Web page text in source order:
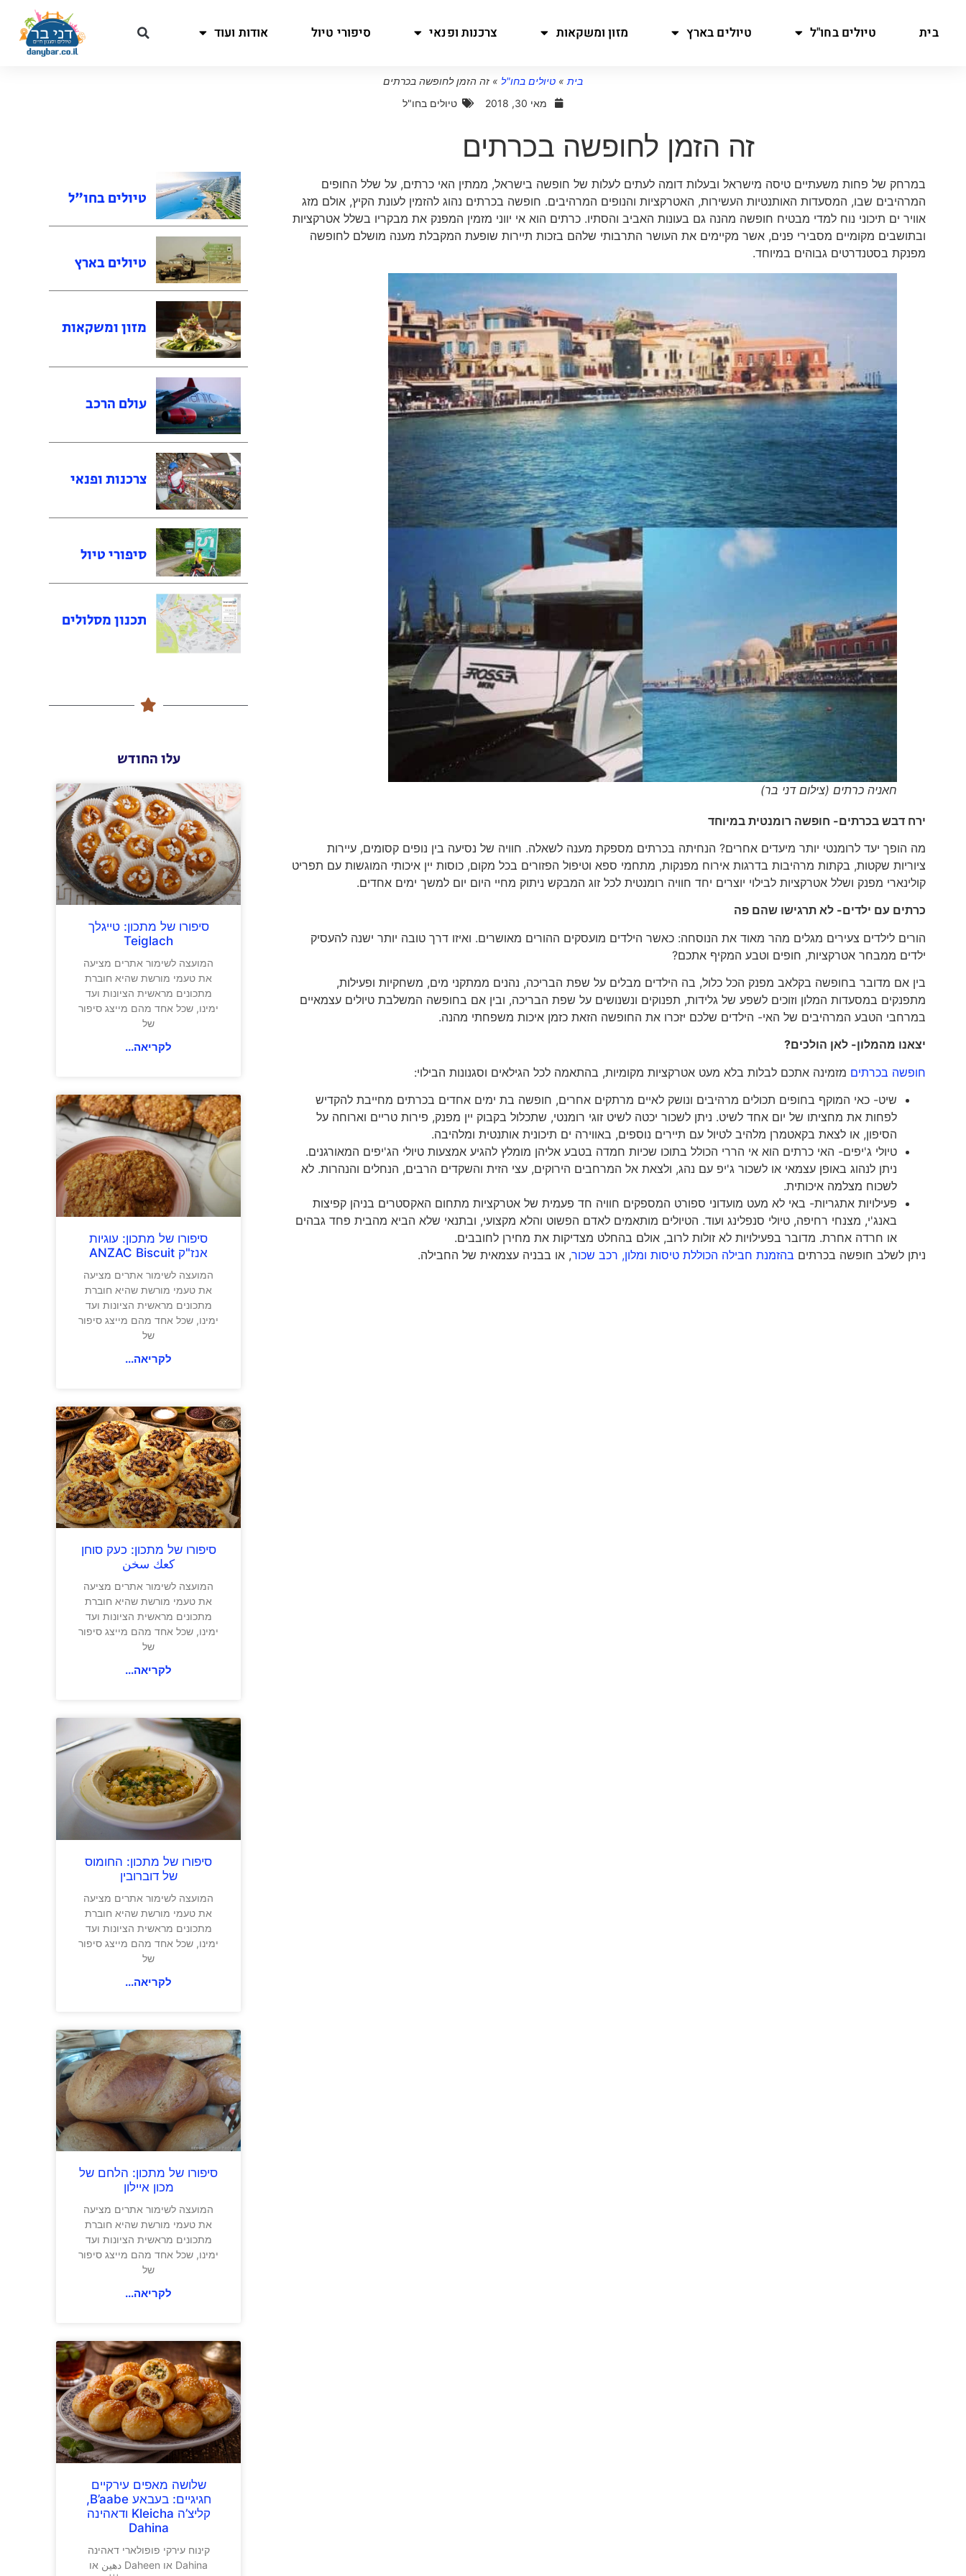
בית טיולים בחו"ל טיולים בארץ מזון ומשקאות צרכנות ופנאי סיפורי טיול אודות ועוד
בית » טיולים בחו"ל » זה הזמן לחופשה בכרתים
מאי 30, 2018
טיולים בחו"ל
זה הזמן לחופשה בכרתים
במרחק של פחות משעתיים טיסה מישראל ובעלות דומה לעתים לעלות של חופשה בישראל, ממתין האי כרתים, על שלל החופים
המרהיבים שבו, המסעדות האותנטיות העשירות, האטרקציות והנופים המרהיבים. חופשה בכרתים נהוג להזמין לעונת הקיץ, אולם מזג
אוויר ים תיכוני נוח למדי מבטיח חופשה מהנה גם בעונות האביב והסתיו. כרתים הוא אי יווני מזמין המפנק את מבקריו בשלל אטרקציות
ובתושבים מקומיים מסבירי פנים, אשר מקיימים את העושר התרבותי שלהם בזכות תיירות שופעת המקבלת מענה מושלם לחופשה
מפנקת בסטנדרטים גבוהים במיוחד.
חאניה כרתים (צילום דני בר)
ירח דבש בכרתים- חופשה רומנטית במיוחד
מה הופך יעד לרומנטי יותר מיעדים אחרים? הנחיתה בכרתים מספקת מענה לשאלה. חוויה של נסיעה בין נופים קסומים, עיירות
ציוריות שקטות, בקתות מרהיבות בדרגות אירוח מפנקות, מתחמי ספא וטיפול הפזורים בכל מקום, כוסות יין איכותי המוגשות עם תפריט
קולינארי מפנק ושלל אטרקציות לבילוי יוצרים יחד חוויה רומנטית לכל זוג המבקש ניתוק מחיי היום יום למשך ימים אחדים.
כרתים עם ילדים- לא תרגישו שהם פה
הורים לילדים צעירים מגלים מהר מאוד את הנוסחה: כאשר הילדים מועסקים ההורים מאושרים. ואיזו דרך טובה יותר ישנה להעסיק
ילדים ממבחר אטרקציות, חופים וטבע המקיף אתכם?
בין אם מדובר בחופשה בקלאב מפנק הכל כלול, בה הילדים מבלים על שפת הבריכה, נהנים ממתקני מים, משחקיות ופעילות,
מתפנקים במסעדות המלון וזוכים לשפע של גלידות, תפנוקים ונשנושים על שפת הבריכה, ובין אם בחופשה המשלבת טיולים עצמאיים
במרחבי הטבע המרהיבים של האי- הילדים שלכם יזכרו את החופשה הזאת כזמן איכות משפחתי מהנה.
יצאנו מהמלון- לאן הולכים?
חופשה בכרתים מזמינה אתכם לבלות בלא מעט אטרקציות מקומיות, בהתאמה לכל הגילאים וסגנונות הבילוי:
שיט- כאי המוקף בחופים תכולים מרהיבים ונושק לאיים מרתקים אחרים, חופשה בת ימים אחדים בכרתים מחייבת להקדיש
לפחות את מחציתו של יום אחד לשיט. ניתן לשכור יכטה לשיט זוגי רומנטי, שתכלול בקבוק יין מפנק, פירות טריים וארוחה על
הסיפון, או לצאת בקאטמרן מלהיב לטיול עם תיירים נוספים, באווירה ים תיכונית אותנטית ומלהיבה.
טיולי ג'יפים- האי כרתים הוא אי הררי הכולל בתוכו שכיות חמדה בטבע אליהן מומלץ להגיע אמצעות טיולי הג'יפים המאורגנים.
ניתן לנהוג באופן עצמאי או לשכור ג'יפ עם נהג, ולצאת אל המרחבים הירוקים, עצי הזית והשקדים הרבים, הנחלים והנהרות. לא
לשכוח מצלמה איכותית.
פעילויות אתגריות- באי לא מעט מועדוני ספורט המספקים חוויה חד פעמית של אטרקציות מתחום האקסטרים בניהן קפיצות
באנג'י, מצנחי רחיפה, טיולי סנפלינג ועוד. הטיולים מותאמים לאדם הפשוט והלא מקצועי, ובתנאי שלא הביא מהבית פחד גבהים
או חרדה אחרת. מדובר בפעילויות לא זולות לרוב, אולם בהחלט מצדיקות את מחירן לחובבים.
ניתן לשלב חופשה בכרתים בהזמנת חבילה הכוללת טיסות ומלון, רכב שכור, או בבניה עצמאית של החבילה.
טיולים בחו"ל
טיולים בארץ
מזון ומשקאות
עולם הרכב
צרכנות ופנאי
סיפורי טיול
תכנון מסלולים
עלו החודש
סיפורו של מתכון: טייגלך
Teiglach
המועצה לשימור אתרים מציעה
את טעמי מורשת שהיא חוברת
מתכונים מראשית הציונות ועד
ימינו, שכל אחד מהם מייצג סיפור
של
לקריאה...
סיפורו של מתכון: עוגיות
אנז"ק ANZAC Biscuit
המועצה לשימור אתרים מציעה
את טעמי מורשת שהיא חוברת
מתכונים מראשית הציונות ועד
ימינו, שכל אחד מהם מייצג סיפור
של
לקריאה...
סיפורו של מתכון: כעק סוחן
كعك سخن
המועצה לשימור אתרים מציעה
את טעמי מורשת שהיא חוברת
מתכונים מראשית הציונות ועד
ימינו, שכל אחד מהם מייצג סיפור
של
לקריאה...
סיפורו של מתכון: החומוס
של דוברובין
המועצה לשימור אתרים מציעה
את טעמי מורשת שהיא חוברת
מתכונים מראשית הציונות ועד
ימינו, שכל אחד מהם מייצג סיפור
של
לקריאה...
סיפורו של מתכון: הלחם של
מכון איילון
המועצה לשימור אתרים מציעה
את טעמי מורשת שהיא חוברת
מתכונים מראשית הציונות ועד
ימינו, שכל אחד מהם מייצג סיפור
של
לקריאה...
שלושה מאפים עירקיים
חגיגיים: בעבאע B’aabe,
קליצ’ה Kleicha ודאהינה
Dahina
קינוח עירקי פופולארי דאהינה
Dahina או Daheen دهين או